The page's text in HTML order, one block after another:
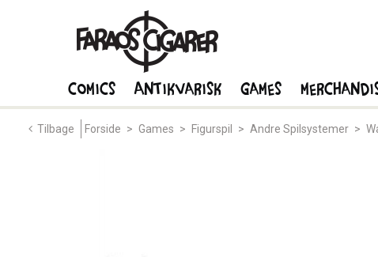
Tilbage Forside > Games > Figurspil > Andre Spilsystemer >
Comics Antikvarisk Games